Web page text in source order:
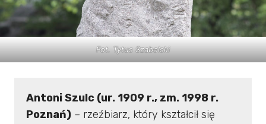
Fot. Tytus Szabelski
Antoni Szulc (ur. 1909 r., zm. 1998 r.
Poznań) – rzeźbiarz, który kształcił się